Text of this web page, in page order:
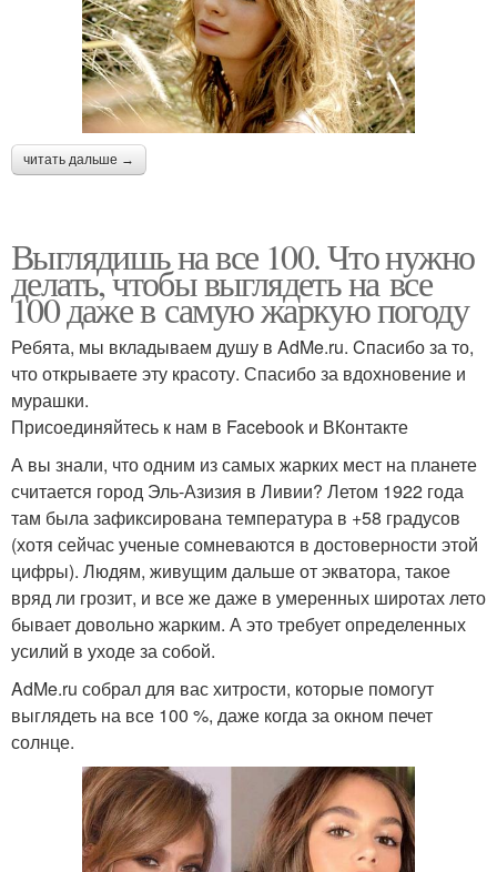
читать дальше →
Выглядишь на все 100. Что нужно
делать, чтобы выглядеть на все
100 даже в самую жаркую погоду
Ребята, мы вкладываем душу в AdMe.ru. Cпасибо за то,
что открываете эту красоту. Спасибо за вдохновение и
мурашки.
Присоединяйтесь к нам в Facebook и ВКонтакте
А вы знали, что одним из самых жарких мест на планете
считается город Эль-Азизия в Ливии? Летом 1922 года
там была зафиксирована температура в +58 градусов
(хотя сейчас ученые сомневаются в достоверности этой
цифры). Людям, живущим дальше от экватора, такое
вряд ли грозит, и все же даже в умеренных широтах лето
бывает довольно жарким. А это требует определенных
усилий в уходе за собой.
AdMe.ru собрал для вас хитрости, которые помогут
выглядеть на все 100 %, даже когда за окном печет
солнце.